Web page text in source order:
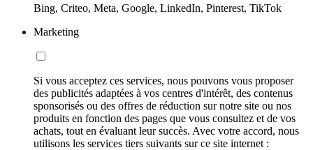
Bing, Criteo, Meta, Google, LinkedIn, Pinterest, TikTok
Marketing
Si vous acceptez ces services, nous pouvons vous proposer
des publicités adaptées à vos centres d'intérêt, des contenus
sponsorisés ou des offres de réduction sur notre site ou nos
produits en fonction des pages que vous consultez et de vos
achats, tout en évaluant leur succès. Avec votre accord, nous
utilisons les services tiers suivants sur ce site internet :